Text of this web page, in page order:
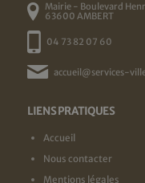
Mairie - Boulevard
63600 AMBERT
04 73 82 07 60
accueil@services-
LIENS PRATIQUES
Accueil
Nous contacter
Mentions légales